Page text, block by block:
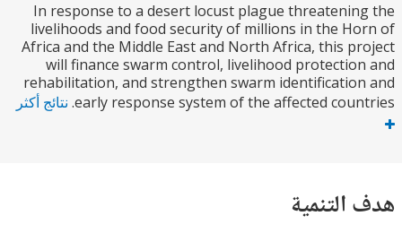
In response to a desert locust plague
livelihoods and food security of millions in the
Africa and the Middle East and North Africa, this
will finance swarm control, livelihood
rehabilitation, and strengthen swarm
early response system of the affected نتائج أكثر